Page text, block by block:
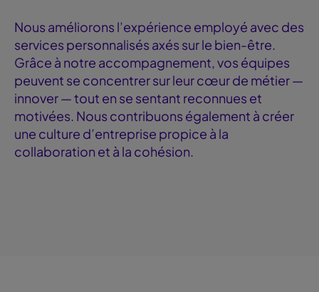
Nous améliorons l’expérience employé avec des
services personnalisés axés sur le bien-être.
Grâce à notre accompagnement, vos équipes
peuvent se concentrer sur leur cœur de métier —
innover — tout en se sentant reconnues et
motivées. Nous contribuons également à créer
une culture d’entreprise propice à la
collaboration et à la cohésion.